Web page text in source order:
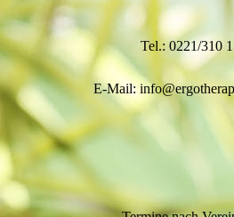
Tel.: 0221/310
E-Mail: